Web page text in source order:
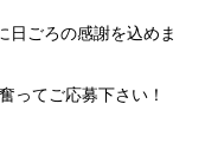
日ごろの感謝を込めま
ってご応募下さい！